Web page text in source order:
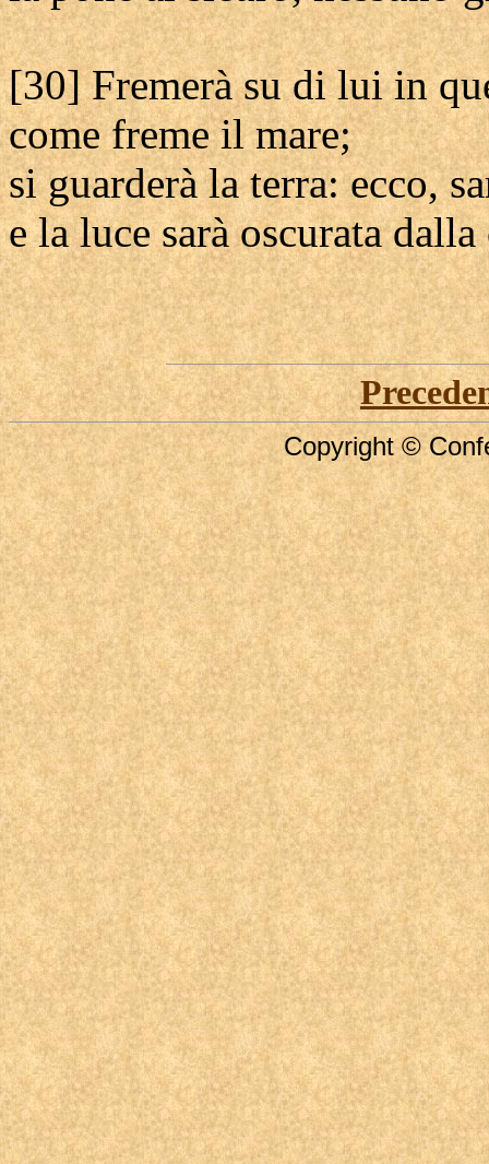
[30] Fremerà su di lui in
come freme il mare;
si guarderà la terra: ecco,
e la luce sarà oscurata
Copyright ©